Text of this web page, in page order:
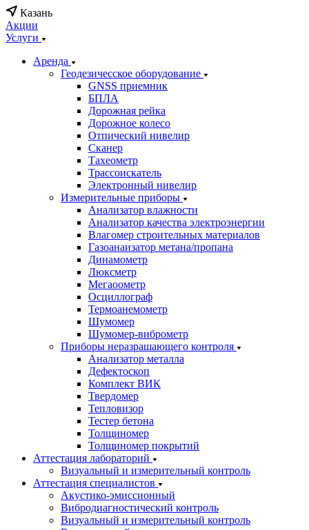
Казань
Акции
Услуги
Аренда
Геодезичесское оборудование
GNSS приемник
БПЛА
Дорожная рейка
Дорожное колесо
Отпический нивелир
Сканер
Тахеометр
Трассоискатель
Электронный нивелир
Измерительные приборы
Анализатор влажности
Анализатор качества электроэнергии
Влагомер строительных материалов
Газоанаизатор метана/пропана
Динамометр
Люксметр
Мегаоометр
Осциллограф
Термоанемометр
Шумомер
Шумомер-виброметр
Приборы неразрашающего контроля
Анализатор металла
Дефектоскоп
Комплект ВИК
Твердомер
Тепловизор
Тестер бетона
Толщиномер
Толщиномер покрытий
Аттестация лабораторий
Визуальный и измерительный контроль
Аттестация специалистов
Акустико-эмиссионный
Вибродиагностический контроль
Визуальный и измерительный контроль